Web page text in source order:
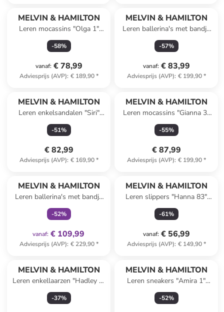
MELVIN & HAMILTON
Leren mocassins "Olga 1"
taupe
-58%
vanaf: € 78,99
Adviesprijs (AVP): € 189,90*
MELVIN & HAMILTON
Leren ballerina's met bandje
"Bexley 4" zwart
-57%
vanaf: € 83,99
Adviesprijs (AVP): € 199,90*
MELVIN & HAMILTON
Leren enkelsandalen "Siri"
zwart
-51%
€ 82,99
Adviesprijs (AVP): € 169,90*
MELVIN & HAMILTON
Leren mocassins "Gianna 3"
donkerblauw
-55%
€ 87,99
Adviesprijs (AVP): € 199,90*
MELVIN & HAMILTON
Leren ballerina's met bandje
"Elyssa 5" taupe
-52%
vanaf: € 109,99
Adviesprijs (AVP): € 229,90*
MELVIN & HAMILTON
Leren slippers "Hanna 83"
oranje
-61%
vanaf: € 56,99
Adviesprijs (AVP): € 149,90*
MELVIN & HAMILTON
Leren enkellaarzen "Hadley 2"
zwart
-37%
MELVIN & HAMILTON
Leren sneakers "Amira 1"
beige/bruin
-52%